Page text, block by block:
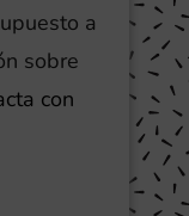
a
sobre
con